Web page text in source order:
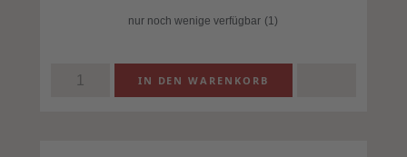
nur noch wenige verfügbar (1)